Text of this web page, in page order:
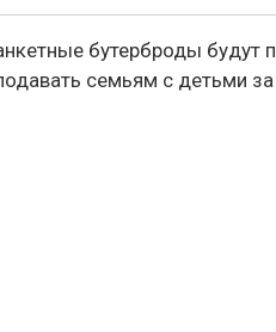
бутерброды будут
семьям с детьми за